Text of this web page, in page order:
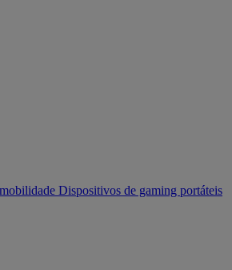
Dispositivos de gaming portáteis